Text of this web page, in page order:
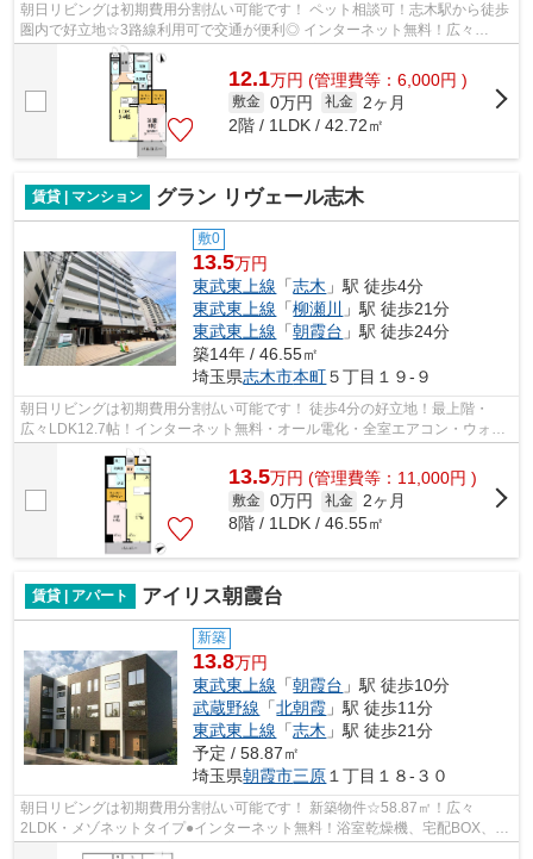
朝日リビングは初期費用分割払い可能です！ ペット相談可！志木駅から徒歩
圏内で好立地☆3路線利用可で交通が便利◎ インターネット無料！広々
WCL・収納豊富◎バルコニー付きで陽当たり良...
12.1万円 (管理費等：6,000円 )
敷金 0万円 礼金
2ヶ月
2階 / 1LDK / 42.72㎡
賃貸 | マンション グラン リヴェール志木
敷0
13.5万円
東武東上線 「志木 」駅 徒歩4分
東武東上線 「柳瀬川
」駅 徒歩21分
東武東上線 「朝霞台 」駅 徒歩24分
築14年 / 46.55㎡
埼玉県志木市本町５丁目１９-９
朝日リビングは初期費用分割払い可能です！ 徒歩4分の好立地！最上階・
広々LDK12.7帖！インターネット無料・オール電化・全室エアコン・ウォー
クインクローゼット・オートロック・防犯...
13.5万円 (管理費等：11,000円 )
敷金 0万円 礼金 2ヶ月
8階 / 1LDK / 46.55㎡
賃貸 | アパート アイリス朝霞台
新築
13.8万円
東武東上線 「朝霞台 」駅 徒歩10分
武蔵野線 「北朝霞 」駅 徒歩11分
東武東上線 「志木 」駅 徒歩21分
予定 / 58.87㎡
埼玉県朝霞市三原 １丁目１８-３０
朝日リビングは初期費用分割払い可能です！ 新築物件☆58.87㎡！広々
2LDK・メゾネットタイプ●インターネット無料！浴室乾燥機、宅配BOX、防
犯カメラ設備完備、各室にエアコン設置●３駅...